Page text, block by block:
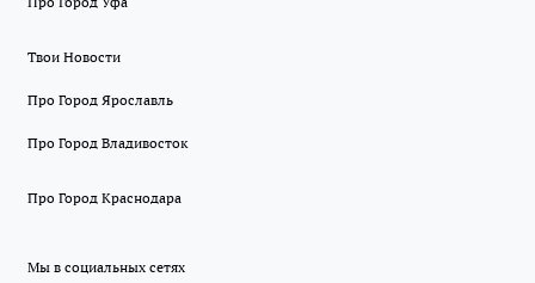
Твои Новости
Про Город Ярославль
Про Город Владивосток
Про Город Краснодара
Мы в социальных сетях